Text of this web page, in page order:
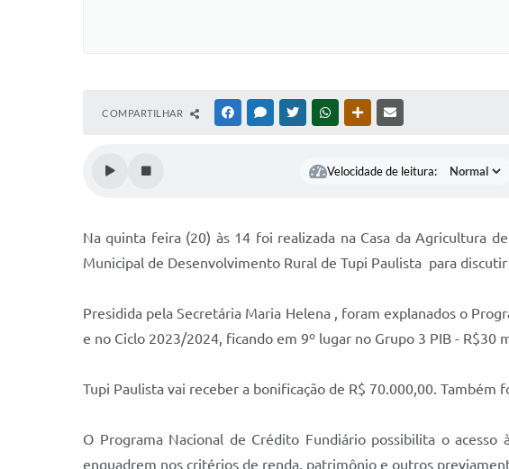
COMPARTILHAR FACEBOOKMESSENGER
TWITTERWHATSAPPOUTRAS MÍDIAS
Velocidade de leitura:
Na quinta feira (20) às 14 foi realizada na Casa da Agricultura
Municipal de Desenvolvimento Rural de Tupi Paulista para
Presidida pela Secretária Maria Helena , foram explanados o
e no Ciclo 2023/2024, ficando em 9º lugar no Grupo 3 PIB - R$30
Tupi Paulista vai receber a bonificação de R$ 70.000,00.
O Programa Nacional de Crédito Fundiário possibilita o
enquadrem nos critérios de renda, patrimônio e outros